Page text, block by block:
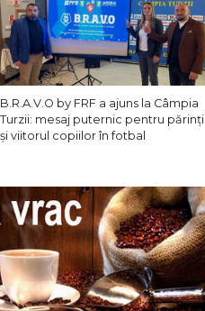
B.R.A.V.O by FRF a ajuns la Câmpia
Turzii: mesaj puternic pentru părinți
și viitorul copiilor în fotbal